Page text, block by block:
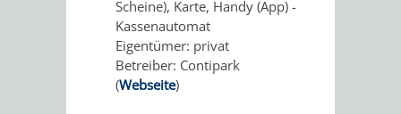
Scheine), Karte, Handy (App) -
Kassenautomat
Eigentümer: privat
Betreiber: Contipark
(Webseite)